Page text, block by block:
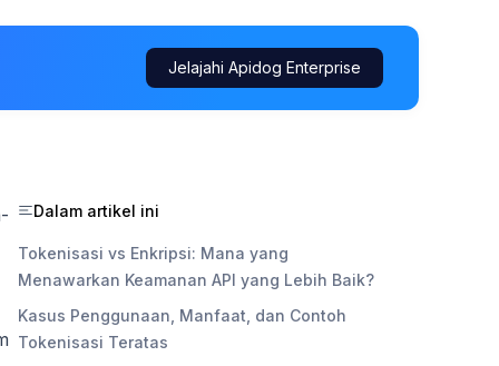
Jelajahi Apidog Enterprise
Dalam artikel ini
Tokenisasi vs Enkripsi: Mana yang
Menawarkan Keamanan API yang Lebih Baik?
Kasus Penggunaan, Manfaat, dan Contoh
Tokenisasi Teratas